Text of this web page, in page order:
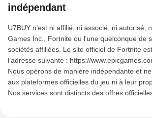
indépendant
U7BUY n’est ni affilié, ni associé, ni autorisé,
Games Inc., Fortnite ou l’une quelconque de
sociétés affiliées. Le site officiel de Fortnite
l’adresse suivante : https://
Nous opérons de manière indépendante et
aux plateformes officielles du jeu ni à leur
Nos services sont distincts des offres